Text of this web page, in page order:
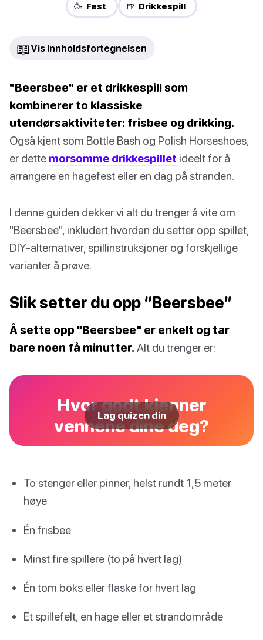
🥳 Fest 🍺 Drikkespill
📖 Vis innholdsfortegnelsen
"Beersbee" er et drikkespill som
kombinerer to klassiske
utendørsaktiviteter: frisbee og drikking.
Også kjent som Bottle Bash og Polish Horseshoes,
er dette morsomme drikkespillet ideelt for å
arrangere en hagefest eller en dag på stranden.
I denne guiden dekker vi alt du trenger å vite om
"Beersbee", inkludert hvordan du setter opp spillet,
DIY-alternativer, spillinstruksjoner og forskjellige
varianter å prøve.
Slik setter du opp “Beersbee”
Å sette opp "Beersbee" er enkelt og tar
bare noen få minutter. Alt du trenger er:
Hvor godt kjenner
vennene dine deg?
Lag quizen din
To stenger eller pinner, helst rundt 1,5 meter
høye
Én frisbee
Minst fire spillere (to på hvert lag)
Én tom boks eller flaske for hvert lag
Et spillefelt, en hage eller et strandområde